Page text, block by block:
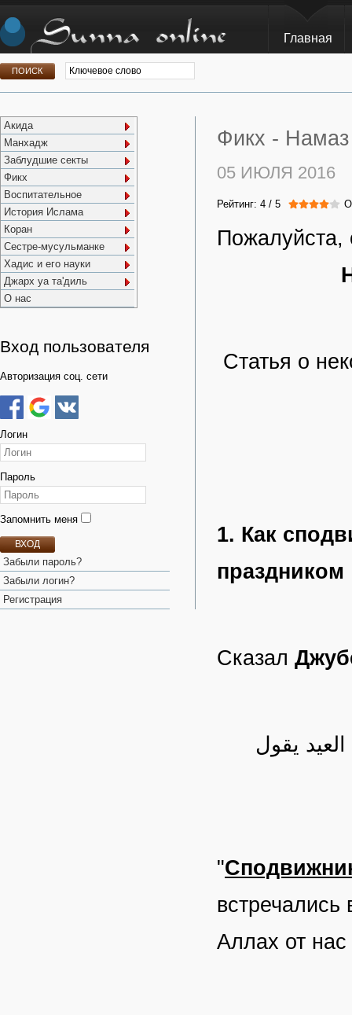
Главная
Акида
Манхадж
Заблудшие секты
Фикх
Воспитательное
История Ислама
Коран
Сестре-мусульманке
Хадис и его науки
Джарх уа та'диль
О нас
Вход пользователя
Авторизация соц. сети
Логин
Пароль
Запомнить меня
ВХОД
Забыли пароль?
Забыли логин?
Регистрация
Фикх - Намаз
05 ИЮЛЯ 2016
Рейтинг: 4 / 5
Пожалуйста,
Статья о
1. Как
праздником
Сказал
يقول
"
Аллах от